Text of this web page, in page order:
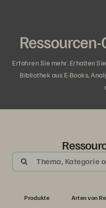
Erfahren Sie mehr. Erhalten
Bibliothek aus E-Books,
Thema, Kategorie
Produkte Arten von